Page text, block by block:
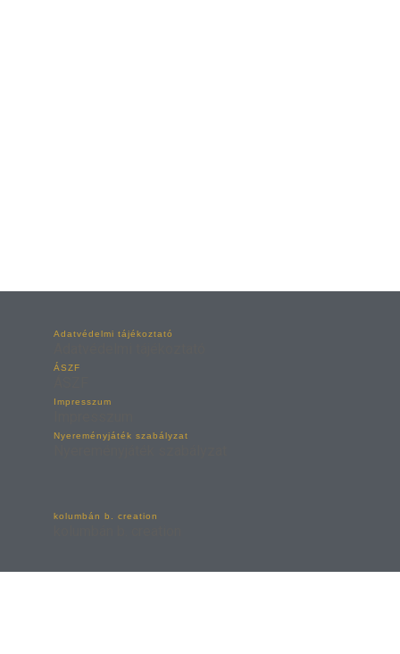
Adatvédelmi tájékoztató
ÁSZF
Impresszum
Nyereményjáték szabályzat
kolumbán b. creation